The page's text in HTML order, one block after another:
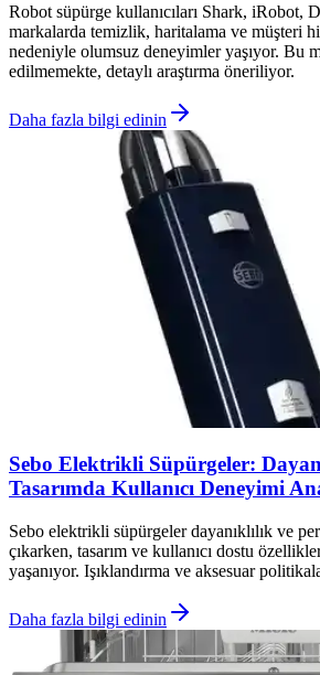
Robot süpürge kullanıcıları Shark, iRobot,
markalarda temizlik, haritalama ve müşteri
nedeniyle olumsuz deneyimler yaşıyor. Bu
edilmemekte, detaylı araştırma öneriliyor.
Daha fazla bilgi edinin
Sebo Elektrikli Süpürgeler:
Tasarımda Kullanıcı Deneyimi
Sebo elektrikli süpürgeler dayanıklılık ve
çıkarken, tasarım ve kullanıcı dostu
yaşanıyor. Işıklandırma ve aksesuar
Daha fazla bilgi edinin